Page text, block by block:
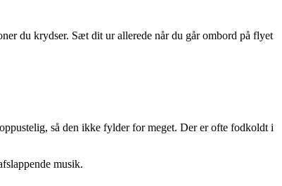
du krydser. Sæt dit ur allerede når du går ombord på flyet
så den ikke fylder for meget. Der er ofte fodkoldt i
musik.